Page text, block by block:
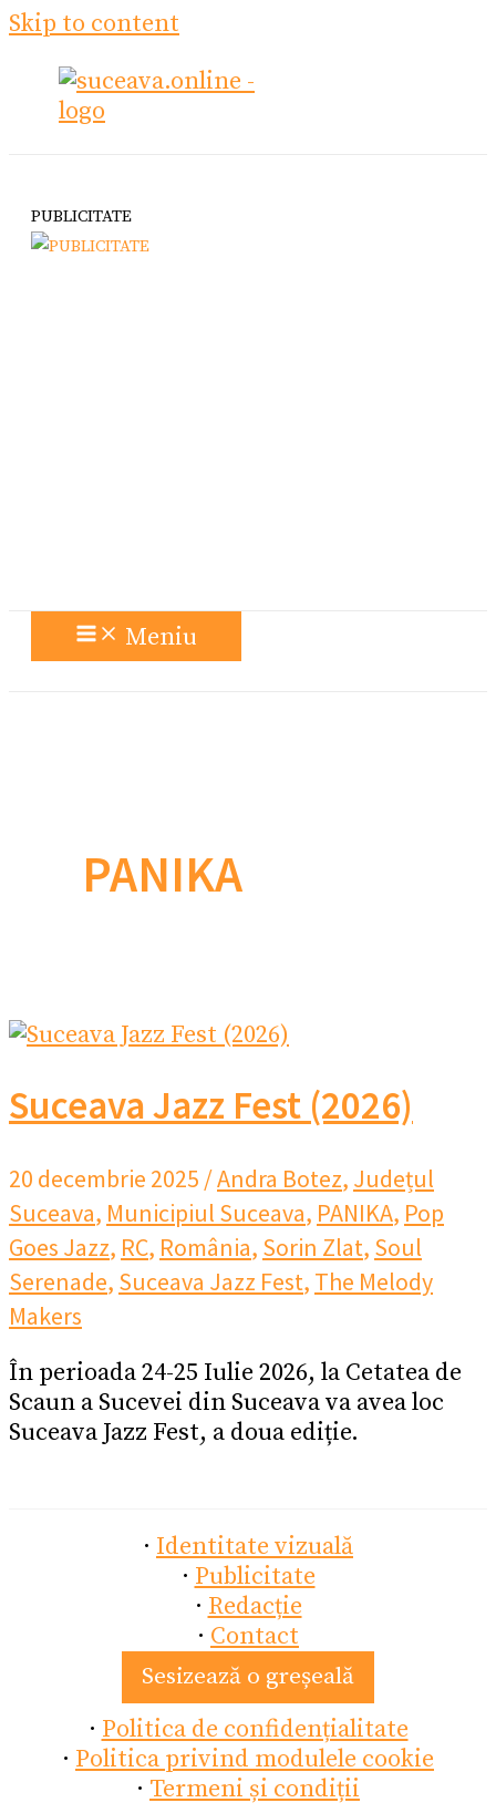
Skip to content
PUBLICITATE
Meniu
PANIKA
Suceava Jazz Fest (2026)
20 decembrie 2025 /Andra Botez, Județul
Suceava, Municipiul Suceava, PANIKA, Pop
Goes Jazz, RC, România, Sorin Zlat, Soul
Serenade, Suceava Jazz Fest, The Melody
Makers
În perioada 24-25 Iulie 2026, la Cetatea de
Scaun a Sucevei din Suceava va avea loc
Suceava Jazz Fest, a doua ediție.
· Identitate vizuală
· Publicitate
· Redacție
· Contact
Sesizează o greșeală
· Politica de confidențialitate
· Politica privind modulele cookie
· Termeni și condiții